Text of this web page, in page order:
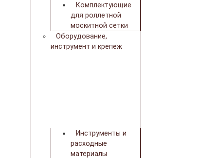
Комплектующие
для роллетной
москитной сетки
Оборудование,
инструмент и крепеж
Инструменты и
расходные
материалы